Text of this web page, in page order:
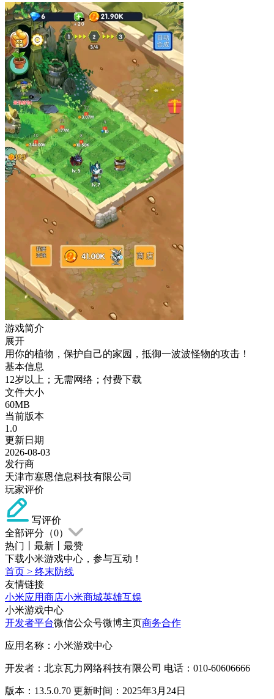
游戏简介
展开
用你的植物，保护自己的家园，抵御一波波怪物的攻击！
基本信息
12岁以上；无需网络；付费下载
文件大小
60MB
当前版本
1.0
更新日期
2026-08-03
发行商
天津市塞恩信息科技有限公司
玩家评价
写评价
全部评分（0）
热门
最新
最赞
下载小米游戏中心，参与互动！
首页 > 终末防线
友情链接
小米应用商店小米商城英雄互娱
小米游戏中心
开发者平台微信公众号微博主页商务合作
应用名称：小米游戏中心
开发者：北京瓦力网络科技有限公司 电话：010-60606666
版本：13.5.0.70 更新时间：2025年3月24日